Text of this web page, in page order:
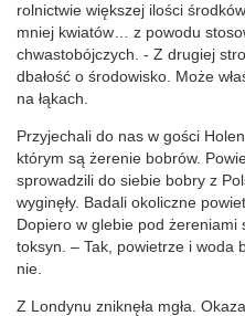
rolnictwie większej ilości
mniej kwiatów… z powodu
chwastobójczych. - Z drugiej
dbałość o środowisko. Może
na łąkach.
Przyjechali do nas w gości
którym są żerenie bobrów.
sprowadzili do siebie bobry z
wyginęły. Badali okoliczne
Dopiero w glebie pod
toksyn. – Tak, powietrze i woda
nie.
Z Londynu zniknęła mgła.